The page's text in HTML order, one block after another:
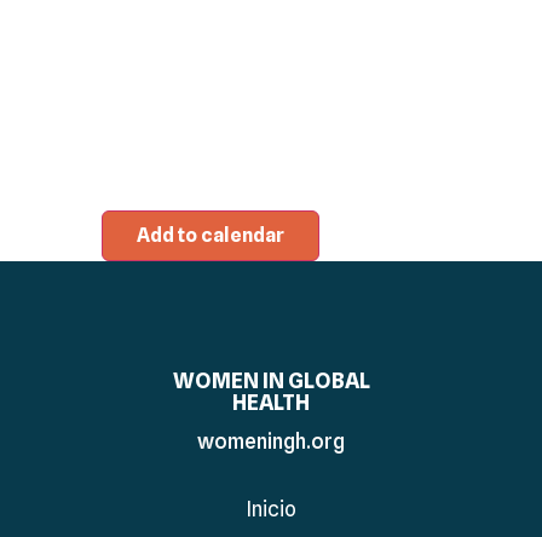
Add to calendar
WOMEN IN GLOBAL
HEALTH
womeningh.org
Inicio